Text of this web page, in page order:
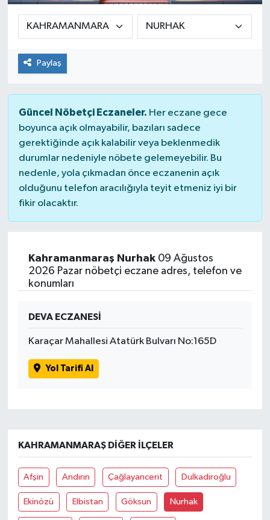
Paylaş
Güncel Nöbetçi Eczaneler. Her eczane gece
boyunca açık olmayabilir, bazıları sadece
gerektiğinde açık kalabilir veya beklenmedik
durumlar nedeniyle nöbete gelemeyebilir. Bu
nedenle, yola çıkmadan önce eczanenin açık
olduğunu telefon aracılığıyla teyit etmeniz iyi bir
fikir olacaktır.
Kahramanmaraş Nurhak09 Ağustos
2026 Pazar nöbetçi eczane adres, telefon ve
konumları
DEVA ECZANESİ
Karaçar Mahallesi Atatürk Bulvarı No:165D
Yol Tarifi Al
KAHRAMANMARAŞ DIĞER İLÇELER
Afşin Andırın Çağlayancerit Dulkadiroğlu
Ekinözü Elbistan Göksun Nurhak
Sağlık
Siyaset
Teknoloji
Türkiye